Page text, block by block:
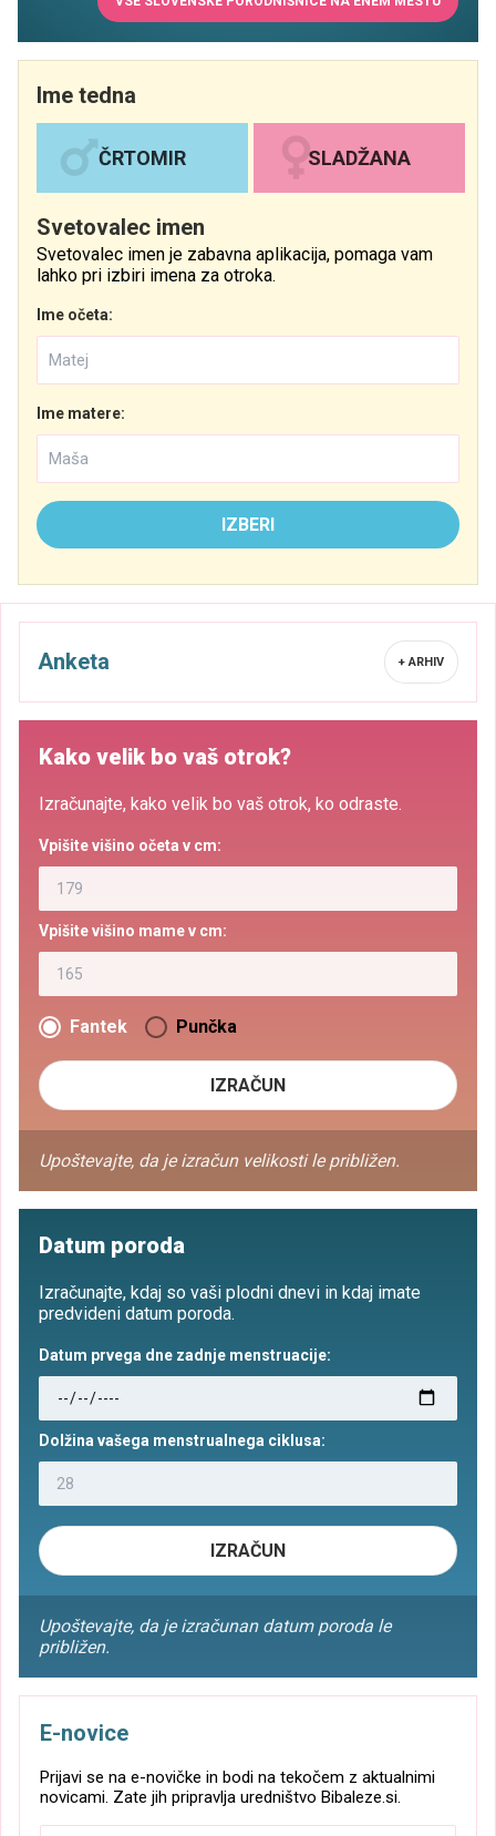
Ime tedna
ČRTOMIR SLADŽANA
Svetovalec imen
Svetovalec imen je zabavna aplikacija, pomaga vam
lahko pri izbiri imena za otroka.
Ime očeta:
Ime matere:
IZBERI
Anketa + ARHIV
Kako velik bo vaš otrok?
Izračunajte, kako velik bo vaš otrok, ko odraste.
Vpišite višino očeta v cm:
Vpišite višino mame v cm:
Fantek Punčka
IZRAČUN
Upoštevajte, da je izračun velikosti le približen.
Datum poroda
Izračunajte, kdaj so vaši plodni dnevi in kdaj imate
predvideni datum poroda.
Datum prvega dne zadnje menstruacije:
Dolžina vašega menstrualnega ciklusa:
IZRAČUN
Upoštevajte, da je izračunan datum poroda le
približen.
E-novice
Prijavi se na e-novičke in bodi na tekočem z aktualnimi
novicami. Zate jih pripravlja uredništvo Bibaleze.si.